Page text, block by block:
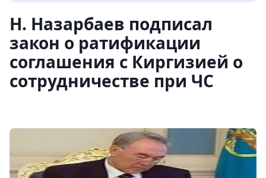
Н. Назарбаев подписал
закон о ратификации
соглашения с Киргизией о
сотрудничестве при ЧС